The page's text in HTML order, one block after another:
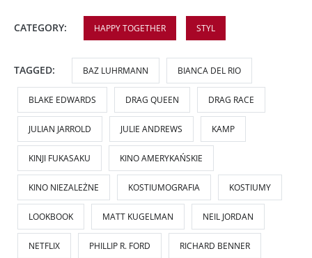
CATEGORY: HAPPY TOGETHER STYL
TAGGED: BAZ LUHRMANN BIANCA DEL RIO
BLAKE EDWARDS DRAG QUEEN DRAG RACE
JULIAN JARROLD JULIE ANDREWS KAMP
KINJI FUKASAKU KINO AMERYKAŃSKIE
KINO NIEZALEŻNE KOSTIUMOGRAFIA KOSTIUMY
LOOKBOOK MATT KUGELMAN NEIL JORDAN
NETFLIX PHILLIP R. FORD RICHARD BENNER